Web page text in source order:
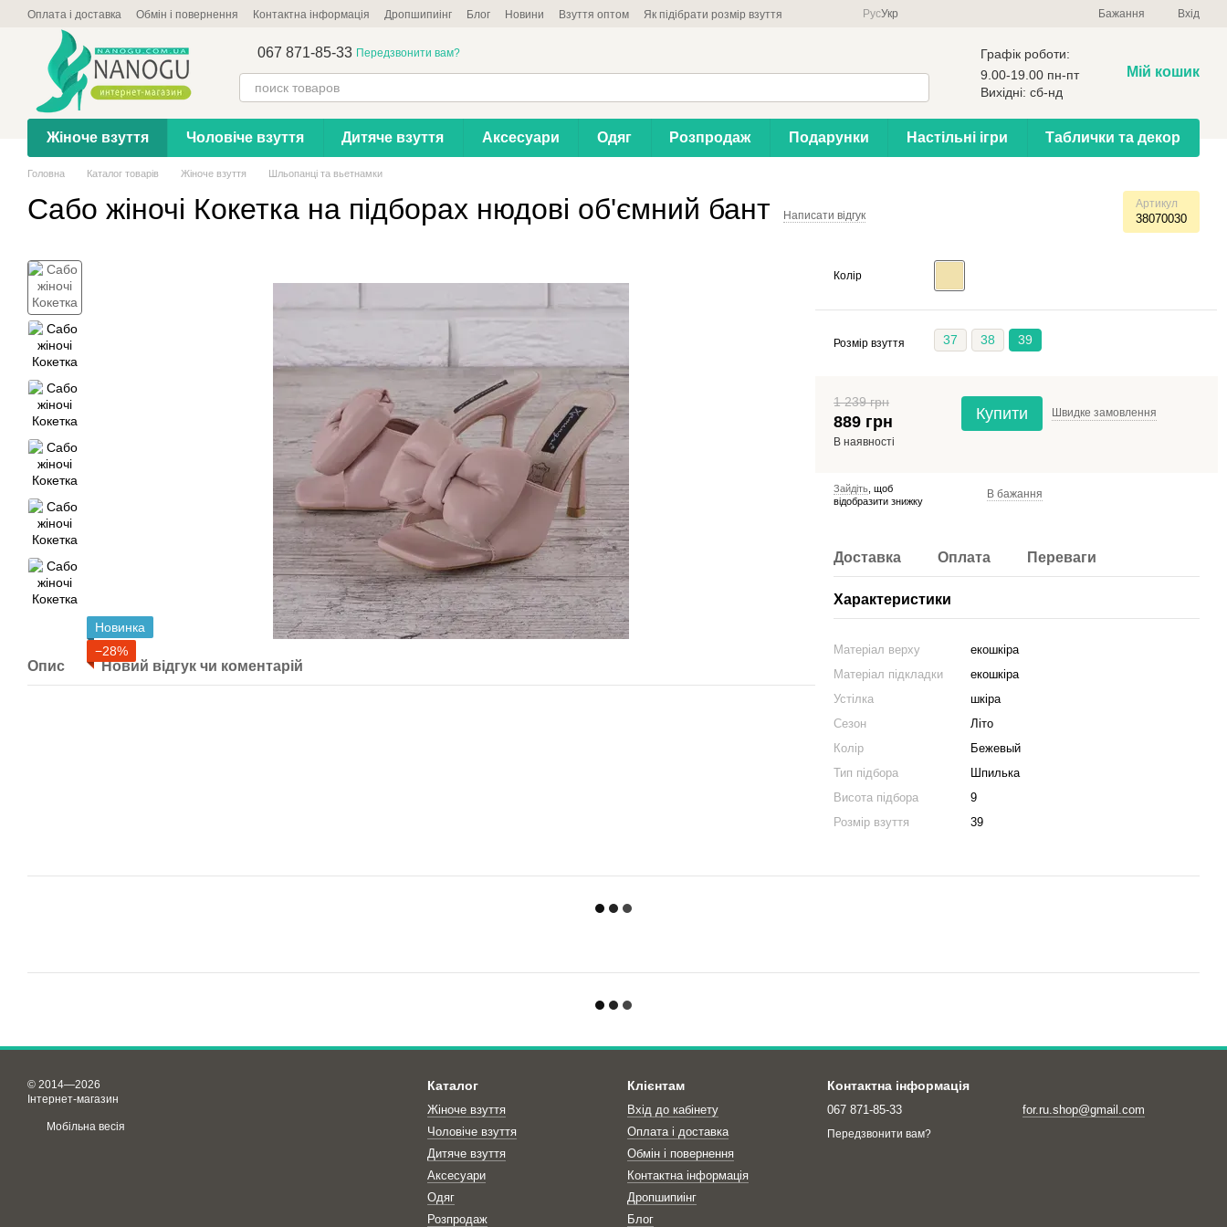
Перейти до основного контенту
Оплата і доставка Обмін і повернення Контактна інформація Дропшипиінг Блог Новини Взуття оптом Як підібрати розмір взуття РусУкр Бажання Вхід
067 871-85-33 Передзвонити вам?
Графік роботи:
9.00-19.00 пн-пт
Вихідні: сб-нд
Мій кошик
Жіноче взуття Чоловіче взуття Дитяче взуття Аксесуари Одяг Розпродаж Подарунки Настільні ігри Таблички та декор
Головна Каталог товарів Жіноче взуття Шльопанці та вьетнамки
Сабо жіночі Кокетка на підборах нюдові об'ємний бант Написати відгук
Артикул
38070030
Новинка
−28%
Опис Новий відгук чи коментарій
Колір
Розмір взуття 37 38 39
1 239 грн
889 грн
В наявності
Купити Швидкезамовлення
Зайдіть , щоб
відобразити знижку
В бажання
Доставка Оплата Переваги
Характеристики
Матеріал верху
екошкіра
Матеріал підкладки
екошкіра
Устілка
шкіра
Сезон
Літо
Колір
Бежевый
Тип підбора
Шпилька
Висота підбора
9
Розмір взуття
39
© 2014—2026
Інтернет-магазин
Мобільна весія
Каталог
Жіноче взуття
Чоловіче взуття
Дитяче взуття
Аксесуари
Одяг
Розпродаж
Клієнтам
Вхід до кабінету
Оплата і доставка
Обмін і повернення
Контактна інформація
Дропшипиінг
Блог
Контактна інформація
067 871-85-33
Передзвонити вам?
for.ru.shop@gmail.com